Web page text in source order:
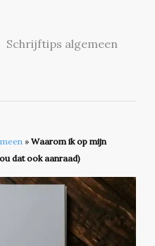
Schrijftips algemeen
» Waarom ik op mijn
dat ook aanraad)